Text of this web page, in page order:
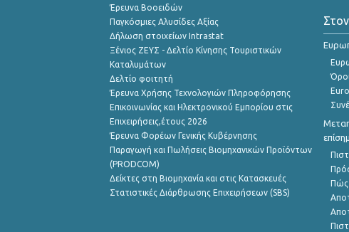
Έρευνα Βοοειδών
Παγκόσμιες Αλυσίδες Αξίας
Δήλωση στοιχείων Intrastat
Ξένιος ΖΕΥΣ - Δελτίο Κίνησης Τουριστικών
Καταλυμάτων
Δελτίο φοιτητή
Έρευνα Χρήσης Τεχνολογιών Πληροφόρησης
Επικοινωνίας και Ηλεκτρονικού Εμπορίου στις
Επιχειρήσεις,έτους 2026
Έρευνα Φορέων Γενικής Κυβέρνησης
Παραγωγή και Πωλήσεις Βιομηχανικών Προϊόντων
(PRODCOM)
Δείκτες στη Βιομηχανία και στις Κατασκευές
Στατιστικές Διάρθρωσης Επιχειρήσεων (SBS)
Πώς